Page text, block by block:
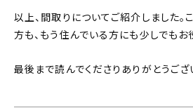
以上、間取りについてご紹介しました。
方も、もう住んでいる方にも少しでもお
最後まで読んでくださりありがとうござ